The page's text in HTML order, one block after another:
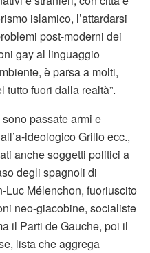
islamico, l’attardarsi
post-moderni dei
gay al linguaggio
è parsa a molti,
fuori dalla realtà”.
passate armi e
ideologico Grillo ecc.,
anche soggetti politici a
degli spagnoli di
Luc Mélenchon, fuoriuscito
neo-giacobine, socialiste
il Parti de Gauche, poi il
lista che aggrega